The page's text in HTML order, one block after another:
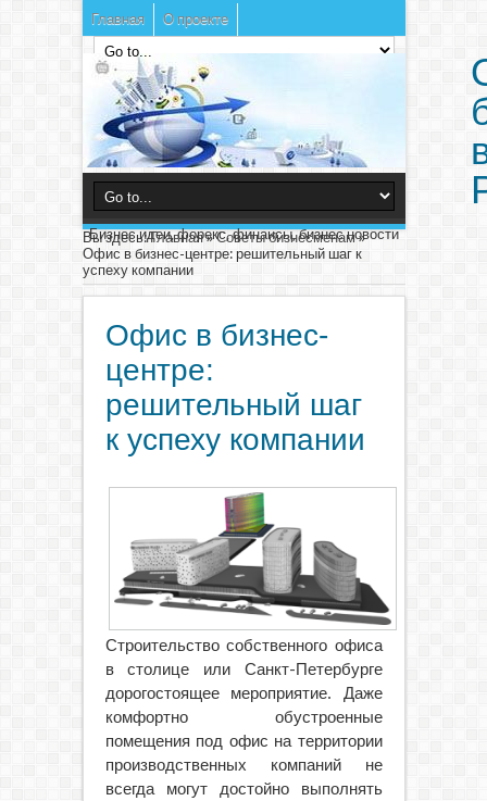
Главная О проекте
Бизнес идеи, форекс, финансы, бизнес новости
Вы здесь:Главная»Советы бизнесменам»
Офис в бизнес-центре: решительный шаг к
успеху компании
Офис в бизнес-
центре:
решительный шаг
к успеху компании
Строительство собственного офиса
в столице или Санкт-Петербурге
дорогостоящее мероприятие. Даже
комфортно обустроенные
помещения под офис на территории
производственных компаний не
всегда могут достойно выполнять